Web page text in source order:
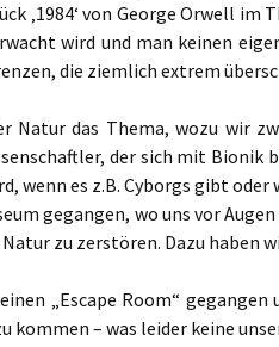
‚1984‘ von George Orwell
wird und man keinen
die ziemlich extrem
Natur das Thema, wozu wir
der sich mit Bionik
wenn es z.B. Cyborgs gibt
gegangen, wo uns vor
zu zerstören. Dazu haben
„Escape Room“ gegangen
kommen – was leider keine